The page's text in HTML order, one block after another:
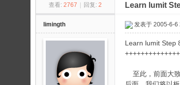
查看: 2767 回复: 2 Learn lumit
limingth 发表于 2005-6-6
Learn lumit Step
至此，前面大致